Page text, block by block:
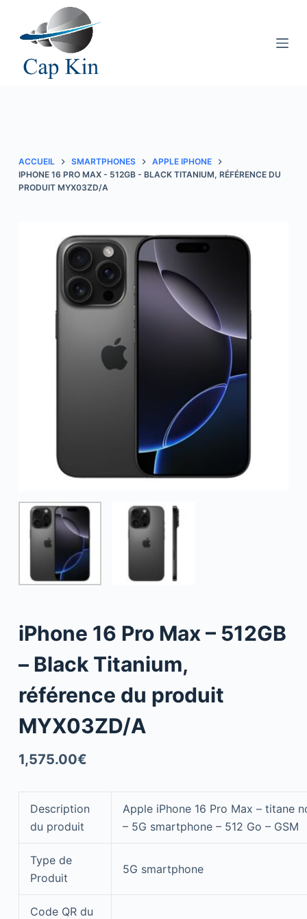
c
o
n
ACCUEIL SMARTPHONES
APPLE IPHONE
IPHONE 16 PRO MAX - 512GB - BLACK TITANIUM, RÉFÉRENCE DU
PRODUIT MYX03ZD/A
iPhone 16 Pro Max – 512GB
– Black Titanium,
référence du produit
MYX03ZD/A
1,575.00€
Description
du produit
Apple iPhone 16 Pro Max – titane
– 5G smartphone – 512 Go – GSM
Type de
Produit
5G smartphone
Code QR du